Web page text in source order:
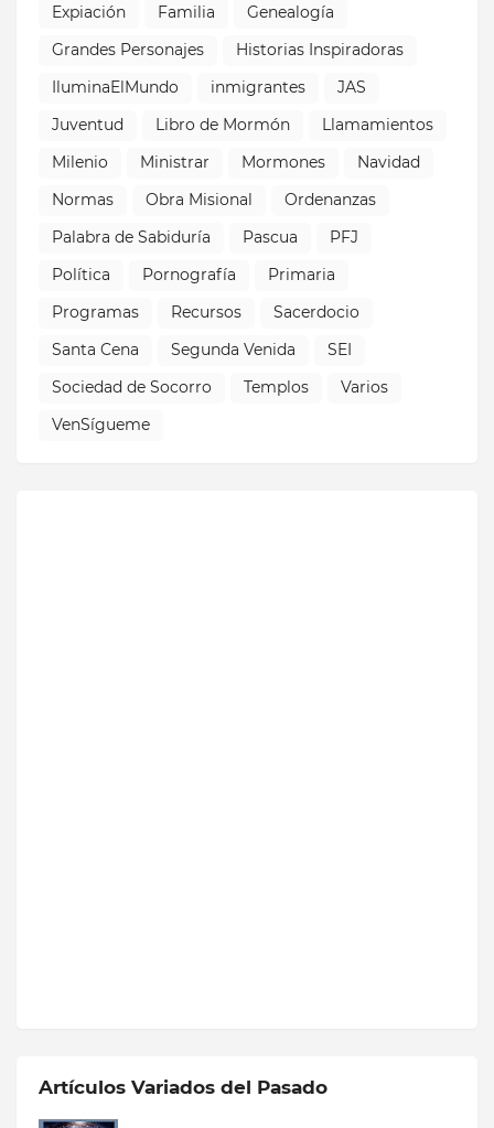
Expiación
Familia
Genealogía
Grandes Personajes
Historias Inspiradoras
IluminaElMundo
inmigrantes
JAS
Juventud
Libro de Mormón
Llamamientos
Milenio
Ministrar Mormones
Navidad
Normas
Obra Misional
Ordenanzas
Palabra de Sabiduría
Pascua
PFJ
Política
Pornografía
Primaria
Programas
Recursos
Sacerdocio
Santa Cena
Segunda Venida
SEI
Sociedad de Socorro
Templos
Varios
VenSígueme
Artículos Variados del Pasado